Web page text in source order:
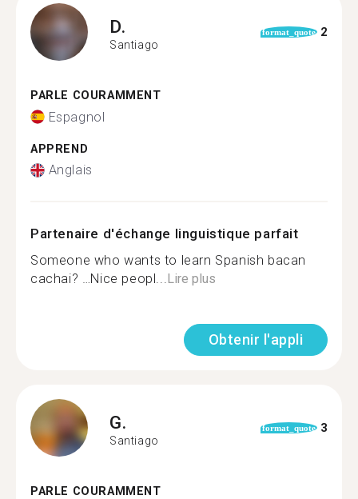
D.
Santiago
format_quote 2
PARLE COURAMMENT
Espagnol
APPREND
Anglais
Partenaire d'échange linguistique parfait
Someone who wants to learn Spanish bacan
cachai? …Nice peopl...Lire plus
Obtenir l'appli
G.
Santiago
format_quote 3
PARLE COURAMMENT